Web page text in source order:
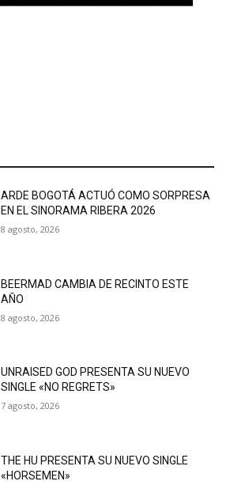
ARDE BOGOTÁ ACTUÓ COMO SORPRESA
EN EL SINORAMA RIBERA 2026
8 agosto, 2026
BEERMAD CAMBIA DE RECINTO ESTE
AÑO
8 agosto, 2026
UNRAISED GOD PRESENTA SU NUEVO
SINGLE «NO REGRETS»
7 agosto, 2026
THE HU PRESENTA SU NUEVO SINGLE
«HORSEMEN»